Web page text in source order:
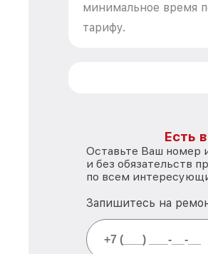
минимальное время
тарифу.
Есть
Оставьте Ваш номер
и без обязательств
по всем
Запишитесь на